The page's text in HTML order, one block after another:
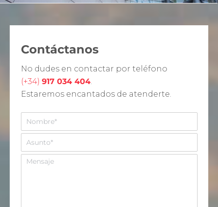
Contáctanos
No dudes en contactar por teléfono
(+34) 917 034 404.
Estaremos encantados de atenderte.
N
m
r
A
u
M